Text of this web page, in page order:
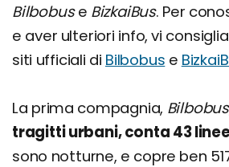
Bilbobuse BizkaiBus. Per
e aver ulteriori info, vi
siti ufficiali di Bilbobus e
La prima compagnia, Bilbobus
tragitti urbani, conta 43
sono notturne, e copre ben